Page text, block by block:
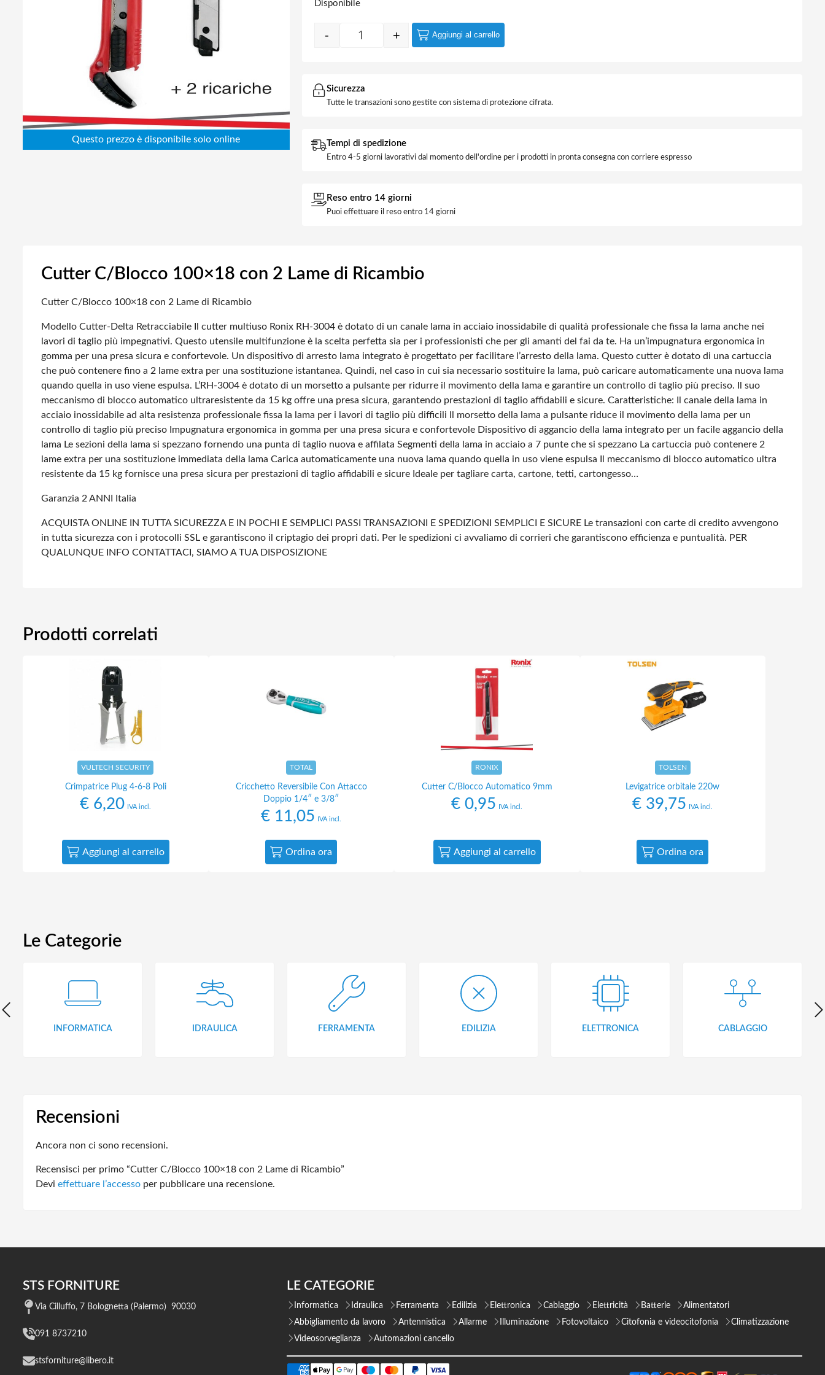
Abbigliamento da lavoro
Elettronica
Edilizia
Disponibile
Cutter C/Blocco 100x18 con 2 Lame di Ricambio quantità
- + Aggiungi al carrello
Sicurezza
Tutte le transazioni sono gestite con sistema di protezione cifrata.
Tempi di spedizione
Entro 4-5 giorni lavorativi dal momento dell'ordine per i prodotti in pronta consegna con corriere espresso
Reso entro 14 giorni
Puoi effettuare il reso entro 14 giorni
Cutter C/Blocco 100×18 con 2 Lame di Ricambio
Cutter C/Blocco 100×18 con 2 Lame di Ricambio
Modello Cutter-Delta Retracciabile Il cutter multiuso Ronix RH-3004 è dotato di un canale lama in acciaio inossidabile di qualità professionale che fissa la lama anche nei
lavori di taglio più impegnativi. Questo utensile multifunzione è la scelta perfetta sia per i professionisti che per gli amanti del fai da te. Ha un’impugnatura ergonomica in
gomma per una presa sicura e confortevole. Un dispositivo di arresto lama integrato è progettato per facilitare l’arresto della lama. Questo cutter è dotato di una cartuccia
che può contenere fino a 2 lame extra per una sostituzione istantanea. Quindi, nel caso in cui sia necessario sostituire la lama, può caricare automaticamente una nuova lama
quando quella in uso viene espulsa. L’RH-3004 è dotato di un morsetto a pulsante per ridurre il movimento della lama e garantire un controllo di taglio più preciso. Il suo
meccanismo di blocco automatico ultraresistente da 15 kg offre una presa sicura, garantendo prestazioni di taglio affidabili e sicure. Caratteristiche: Il canale della lama in
acciaio inossidabile ad alta resistenza professionale fissa la lama per i lavori di taglio più difficili Il morsetto della lama a pulsante riduce il movimento della lama per un
controllo di taglio più preciso Impugnatura ergonomica in gomma per una presa sicura e confortevole Dispositivo di aggancio della lama integrato per un facile aggancio della
lama Le sezioni della lama si spezzano fornendo una punta di taglio nuova e affilata Segmenti della lama in acciaio a 7 punte che si spezzano La cartuccia può contenere 2
lame extra per una sostituzione immediata della lama Carica automaticamente una nuova lama quando quella in uso viene espulsa Il meccanismo di blocco automatico ultra
resistente da 15 kg fornisce una presa sicura per prestazioni di taglio affidabili e sicure Ideale per tagliare carta, cartone, tetti, cartongesso…
Garanzia 2 ANNI Italia
ACQUISTA ONLINE IN TUTTA SICUREZZA E IN POCHI E SEMPLICI PASSI TRANSAZIONI E SPEDIZIONI SEMPLICI E SICURE Le transazioni con carte di credito avvengono
in tutta sicurezza con i protocolli SSL e garantiscono il criptagio dei propri dati. Per le spedizioni ci avvaliamo di corrieri che garantiscono efficienza e puntualità. PER
QUALUNQUE INFO CONTATTACI, SIAMO A TUA DISPOSIZIONE
Prodotti correlati
VULTECH SECURITY
Crimpatrice Plug 4-6-8 Poli
€ 6,20 IVA incl.
Aggiungi al carrello
TOTAL
Cricchetto Reversibile Con Attacco
Doppio 1/4″ e 3/8″
€ 11,05 IVA incl.
Ordina ora
RONIX
Cutter C/Blocco Automatico 9mm
€ 0,95 IVA incl.
Aggiungi al carrello
TOLSEN
Levigatrice orbitale 220w
€ 39,75 IVA incl.
Ordina ora
Le Categorie
INFORMATICA IDRAULICA FERRAMENTA EDILIZIA ELETTRONICA CABLAGGIO
Recensioni
Ancora non ci sono recensioni.
Recensisci per primo “Cutter C/Blocco 100×18 con 2 Lame di Ricambio”
Devi effettuare l’accesso per pubblicare una recensione.
STS FORNITURE
Via Cilluffo, 7 Bolognetta (Palermo) 90030
091 8737210
stsforniture@libero.it
LE CATEGORIE
Informatica Idraulica Ferramenta Edilizia Elettronica Cablaggio Elettricità Batterie
Alimentatori
Abbigliamento da lavoro
Antennistica Allarme Illuminazione Fotovoltaico Citofonia e videocitofonia
Climatizzazione
Videosorveglianza
Automazioni cancello